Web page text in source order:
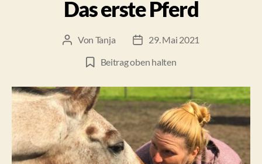
Das erste Pferd
Beitragsautor
Von Tanja Beitragsdatum
29. Mai 2021
Beitrag oben halten